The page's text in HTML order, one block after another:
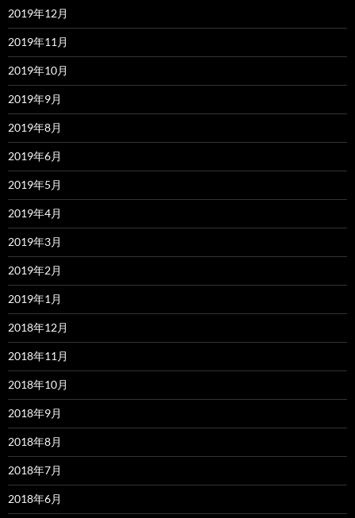
2019年12月
2019年11月
2019年10月
2019年9月
2019年8月
2019年6月
2019年5月
2019年4月
2019年3月
2019年2月
2019年1月
2018年12月
2018年11月
2018年10月
2018年9月
2018年8月
2018年7月
2018年6月